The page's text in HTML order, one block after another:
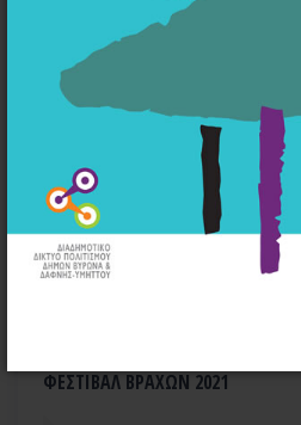
ΦΕΣΤΙΒΑΛ ΒΡΑΧΩΝ 2021